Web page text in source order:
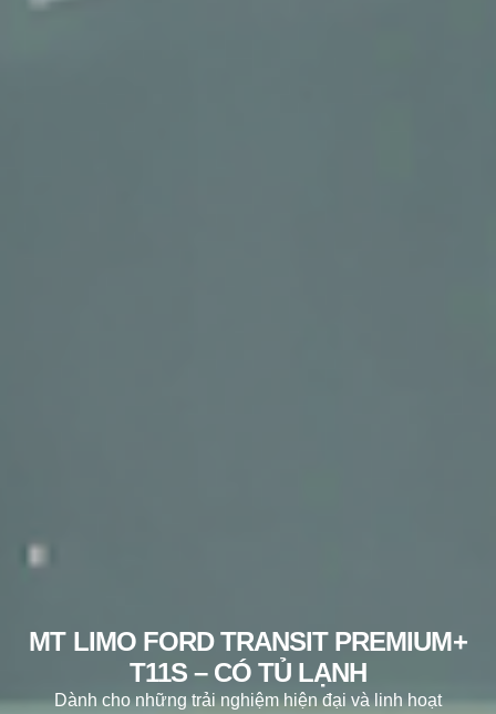
MT LIMO FORD TRANSIT PREMIUM+
T11S – CÓ TỦ LẠNH
Dành cho những trải nghiệm hiện đại và linh hoạt